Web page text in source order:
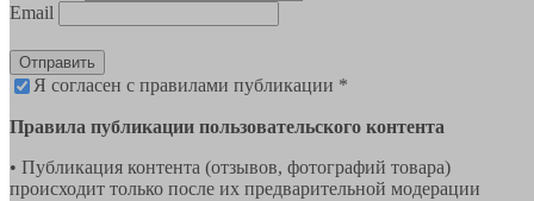
Email
Отправить
Я согласен с правилами публикации *
Правила публикации пользовательского контента
• Публикация контента (отзывов, фотографий товара)
происходит только после их предварительной модерации